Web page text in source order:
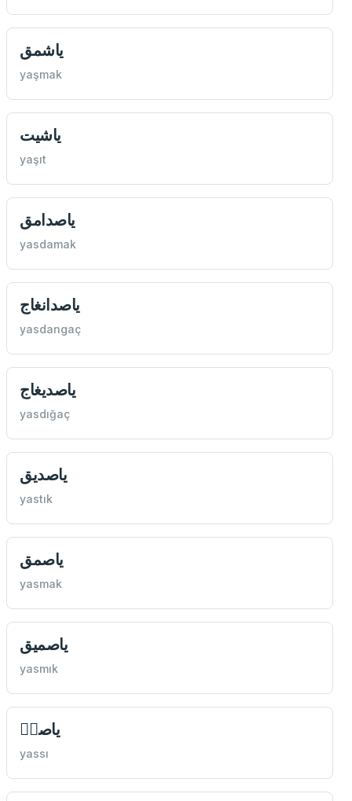
ياشمق
yaşmak
ياشیت
yaşıt
ياصدامق
yasdamak
ياصدانغاج
yasdangaç
ياصدیغاج
yasdığaç
ياصدیق
yastık
ياصمق
yasmak
ياصمیق
yasmık
ياصیٖ
yassı